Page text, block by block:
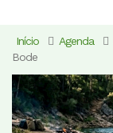
Início Agenda
Bode